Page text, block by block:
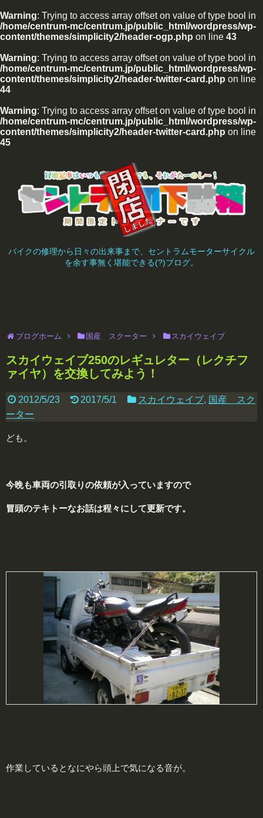
Warning: Trying to access array offset on value of type bool in
/home/centrum-mc/centrum.jp/public_html/wordpress/wp-
content/themes/simplicity2/header-ogp.php on line 43
Warning: Trying to access array offset on value of type bool in
/home/centrum-mc/centrum.jp/public_html/wordpress/wp-
content/themes/simplicity2/header-twitter-card.php on line
44
Warning: Trying to access array offset on value of type bool in
/home/centrum-mc/centrum.jp/public_html/wordpress/wp-
content/themes/simplicity2/header-twitter-card.php on line
45
バイクの修理から日々の出来事まで、セントラムモーターサイクル
を余す事無く堪能できる(?)ブログ。
ブログホーム 国産 スクーター スカイウェイブ
スカイウェイブ250のレギュレター（レクチフ
ァイヤ）を交換してみよう！
2012/5/23 2017/5/1 スカイウェイブ, 国産 スク
ーター
ども。
今晩も車両の引取りの依頼が入っていますので
冒頭のテキトーなお話は程々にして更新です。
作業しているとなにやら頭上で気になる音が。